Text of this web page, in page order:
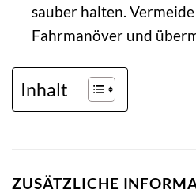
sauber halten.
Fahrmanöver und
Inhalt
ZUSÄTZLICHE